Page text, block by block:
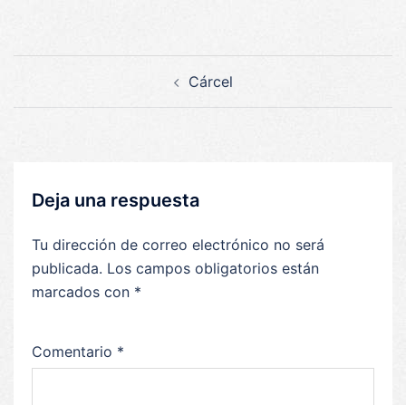
Cárcel
Deja una respuesta
Tu dirección de correo electrónico no será
publicada. Los campos obligatorios están
marcados con *
Comentario *